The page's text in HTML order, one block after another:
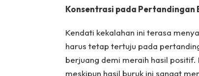
Konsentrasi pada Pertandingan
Kendati kekalahan ini terasa
harus tetap tertuju pada
berjuang demi meraih hasil
meskipun hasil buruk ini sangat